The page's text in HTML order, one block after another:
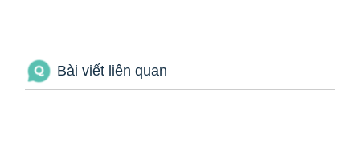
Bài viết liên quan